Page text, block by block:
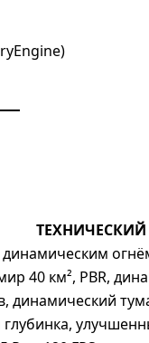
динамическим
40 км², PBR,
динамический
глубинка,